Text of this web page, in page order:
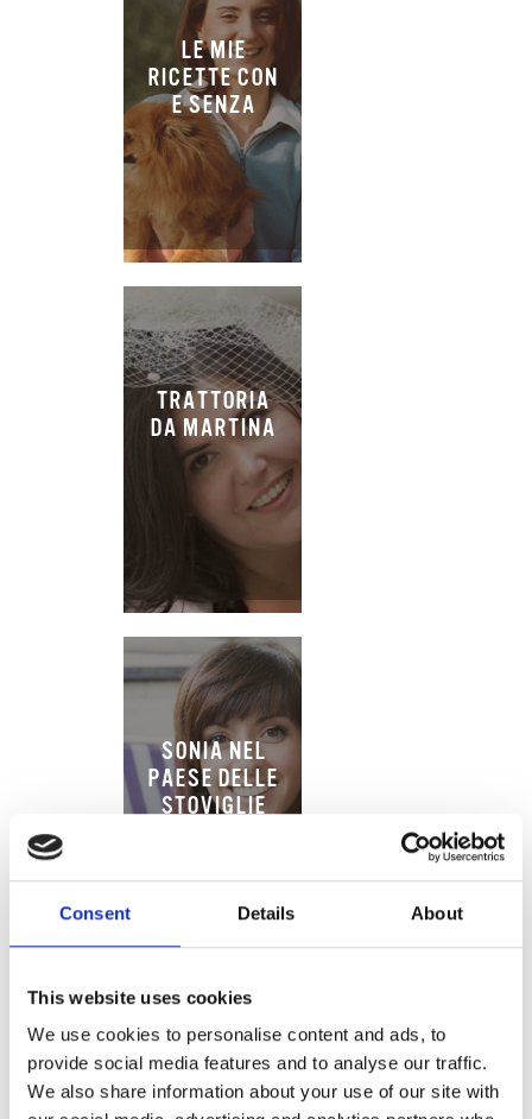
Consent Details About
This website uses cookies
We use cookies to personalise content and ads, to
provide social media features and to analyse our traffic.
We also share information about your use of our site with
LE MIE
RICETTE CON
E SENZA
TRATTORIA
DA MARTINA
SONIA NEL
PAESE DELLE
STOVIGLIE
ESSENZA DI